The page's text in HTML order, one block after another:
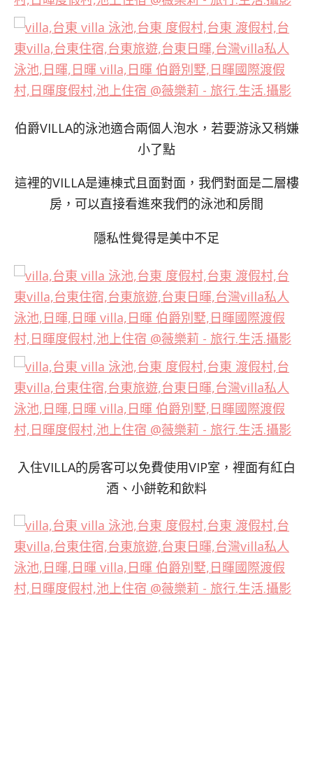
伯爵VILLA的泳池適合兩個人泡水，若要游泳又稍嫌
小了點
這裡的VILLA是連棟式且面對面，我們對面是二層樓
房，可以直接看進來我們的泳池和房間
隱私性覺得是美中不足
入住VILLA的房客可以免費使用VIP室，裡面有紅白
酒、小餅乾和飲料